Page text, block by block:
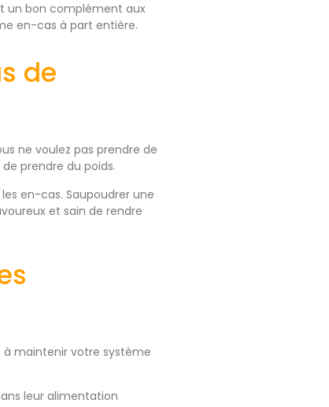
un bon complément aux
en-cas à part entière.
de
ne voulez pas prendre de
prendre du poids.
en-cas. Saupoudrer une
et sain de rendre
à maintenir votre système
leur alimentation